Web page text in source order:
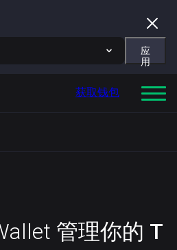
应
用
获取钱包
管理你的 T